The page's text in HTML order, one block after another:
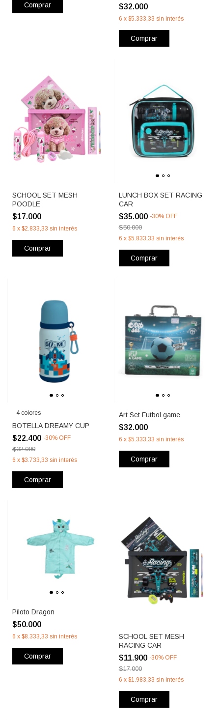
Comprar $32.000
6 x $5.333,33 sin interés
Comprar
SCHOOL SET MESH
POODLE
$17.000
6 x $2.833,33 sin interés
Comprar
LUNCH BOX SET RACING
CAR
$35.000 -30% OFF
$50.000
6 x $5.833,33 sin interés
Comprar
4 colores
BOTELLA DREAMY CUP
$22.400 -30% OFF
$32.000
6 x $3.733,33 sin interés
Comprar
Art Set Futbol game
$32.000
6 x $5.333,33 sin interés
Comprar
Piloto Dragon
$50.000
6 x $8.333,33 sin interés
Comprar
SCHOOL SET MESH
RACING CAR
$11.900 -30% OFF
$17.000
6 x $1.983,33 sin interés
Comprar